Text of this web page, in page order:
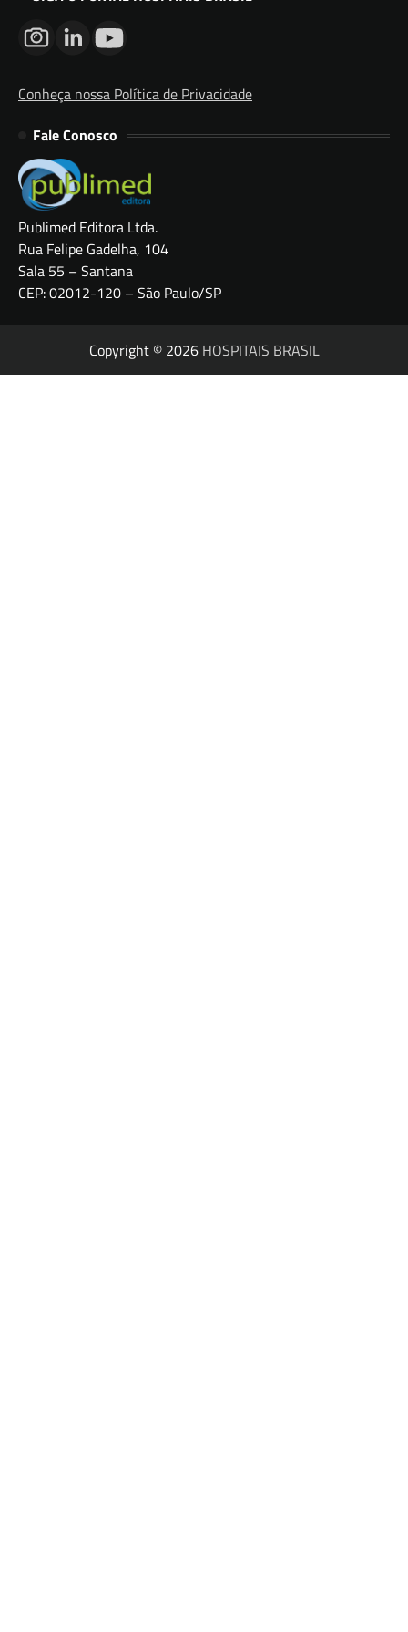
Conheça nossa Política de Privacidade
Fale Conosco
Publimed Editora Ltda.
Rua Felipe Gadelha, 104
Sala 55 – Santana
CEP: 02012-120 – São Paulo/SP
Copyright © 2026 HOSPITAIS BRASIL